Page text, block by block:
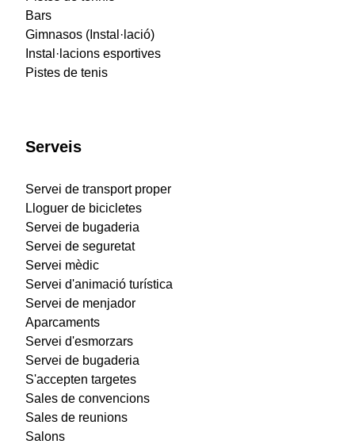
Bars
Gimnasos (Instal·lació)
Instal·lacions esportives
Pistes de tenis
Serveis
Servei de transport proper
Lloguer de bicicletes
Servei de bugaderia
Servei de seguretat
Servei mèdic
Servei d'animació turística
Servei de menjador
Aparcaments
Servei d'esmorzars
Servei de bugaderia
S'accepten targetes
Sales de convencions
Sales de reunions
Salons